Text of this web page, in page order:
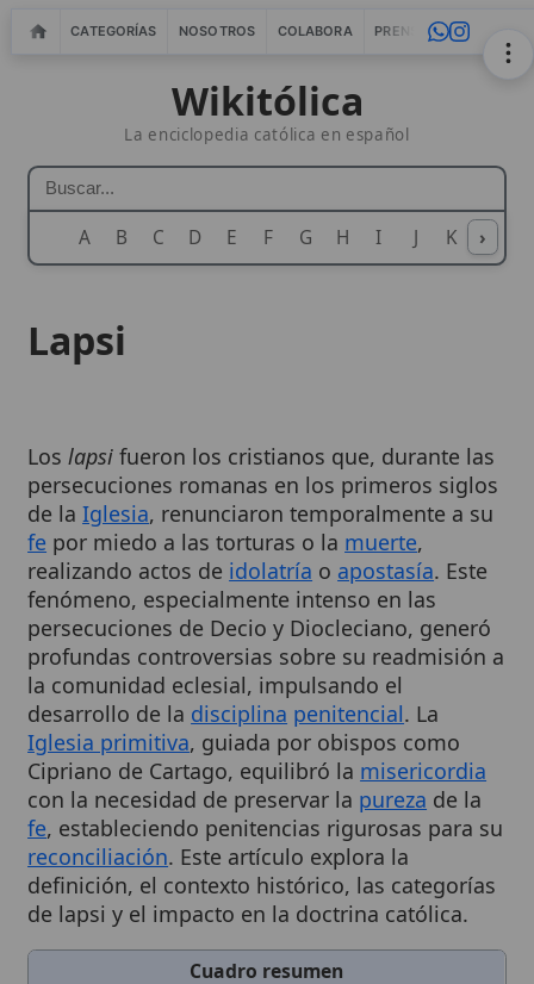
CATEGORÍAS NOSOTROS COLABORA PRENSA WEBMASTERS
Wikitólica
La enciclopedia católica en español
A B C D E F G H I J K L M
›
de laIglesia, renunciaron temporalmente a su
fepor miedo a las torturas o lamuerte,
realizando actos deidolatría oapostasía. Este
fenómeno, especialmente intenso en las
persecuciones de Decio y Diocleciano, generó
profundas controversias sobre su readmisión a
la comunidad eclesial, impulsando el
desarrollo de ladisciplina penitencial . La
Iglesia primitiva
, guiada por obispos como
Cipriano de Cartago, equilibró lamisericordia
con la necesidad de preservar lapurezade la
fe, estableciendo penitencias rigurosas para su
reconciliación. Este artículo explora la
definición, el contexto histórico, las categorías
de lapsi y el impacto en la doctrina católica.
Cuadro resumen
[Datos abiertos]
Término